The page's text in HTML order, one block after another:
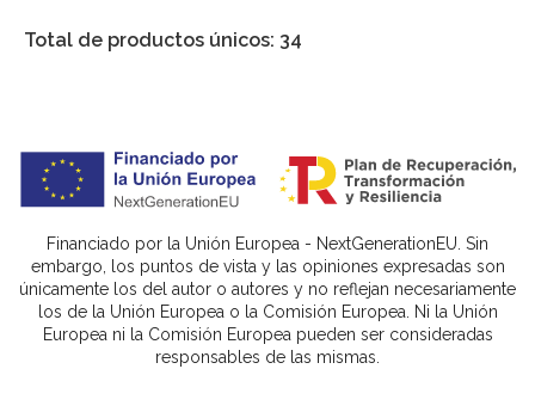
Total de productos únicos: 34
Financiado por la Unión Europea - NextGenerationEU. Sin
embargo, los puntos de vista y las opiniones expresadas son
únicamente los del autor o autores y no reflejan necesariamente
los de la Unión Europea o la Comisión Europea. Ni la Unión
Europea ni la Comisión Europea pueden ser consideradas
responsables de las mismas.